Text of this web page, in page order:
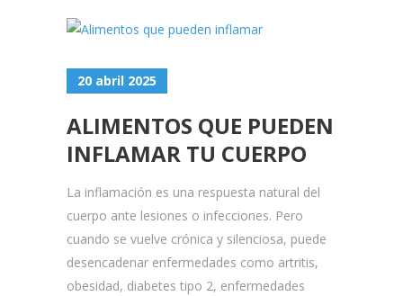
20 abril 2025
ALIMENTOS QUE PUEDEN
INFLAMAR TU CUERPO
La inflamación es una respuesta natural del
cuerpo ante lesiones o infecciones. Pero
cuando se vuelve crónica y silenciosa, puede
desencadenar enfermedades como artritis,
obesidad, diabetes tipo 2, enfermedades